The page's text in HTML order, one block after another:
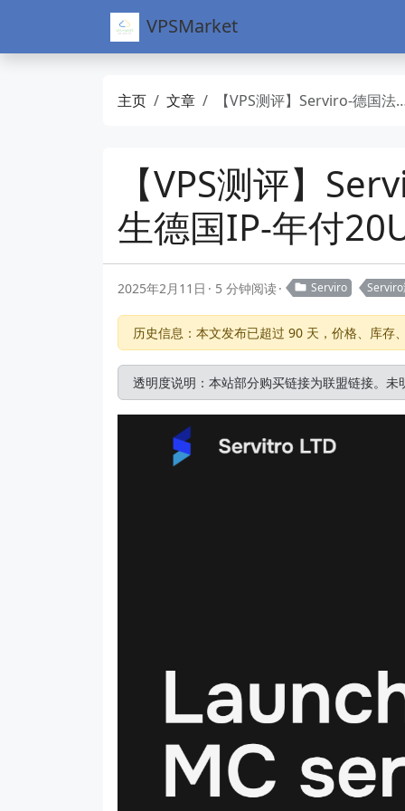
VPSMarket
主页 文章 【VPS测评】Serviro-德国法兰克福AMD7443P高性能VPS-原生德国IP-年付20USD-支持PayPal支付
【VPS测评】
生德国IP-年付
2025年2月11日 5 分钟阅读 Serviro
历史信息：本文发布已超过 90 天，价格、库存
透明度说明：本站部分购买链接为联盟链接。